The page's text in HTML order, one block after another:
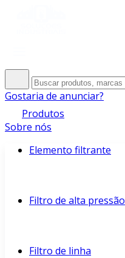
Gostaria de anunciar?
Produtos
Sobre nós
Elemento filtrante
Filtro de alta pressão
Filtro de linha